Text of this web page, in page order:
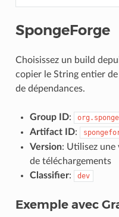
SpongeForge
Choisissez un build
copier le String entier
de dépendances.
Group ID:
Artifact ID:
Version: Utilisez une
de téléchargements
Classifier: dev
Exemple avec